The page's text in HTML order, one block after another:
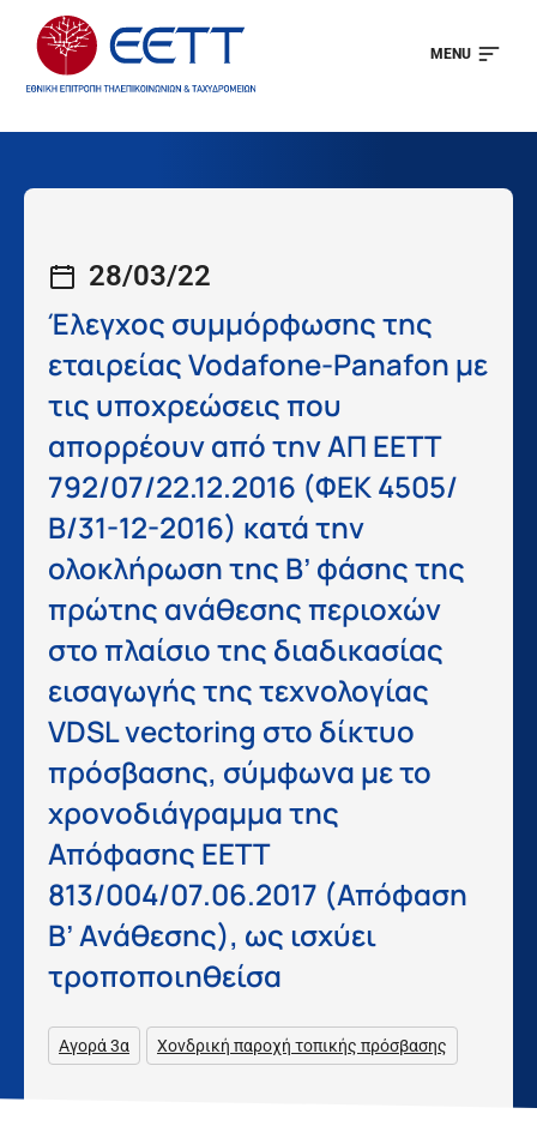
MENU
28/03/22
Έλεγχος συμμόρφωσης της
εταιρείας Vodafone-Panafon με
τις υποχρεώσεις που
απορρέουν από την ΑΠ ΕΕΤΤ
792/07/22.12.2016 (ΦΕΚ 4505/
Β/31-12-2016) κατά την
ολοκλήρωση της Β’ φάσης της
πρώτης ανάθεσης περιοχών
στο πλαίσιο της διαδικασίας
εισαγωγής της τεχνολογίας
VDSL vectoring στο δίκτυο
πρόσβασης, σύμφωνα με το
χρονοδιάγραμμα της
Απόφασης ΕΕΤΤ
813/004/07.06.2017 (Απόφαση
Β’ Ανάθεσης), ως ισχύει
τροποποιηθείσα
Αγορά 3α Χονδρική παροχή τοπικής πρόσβασης